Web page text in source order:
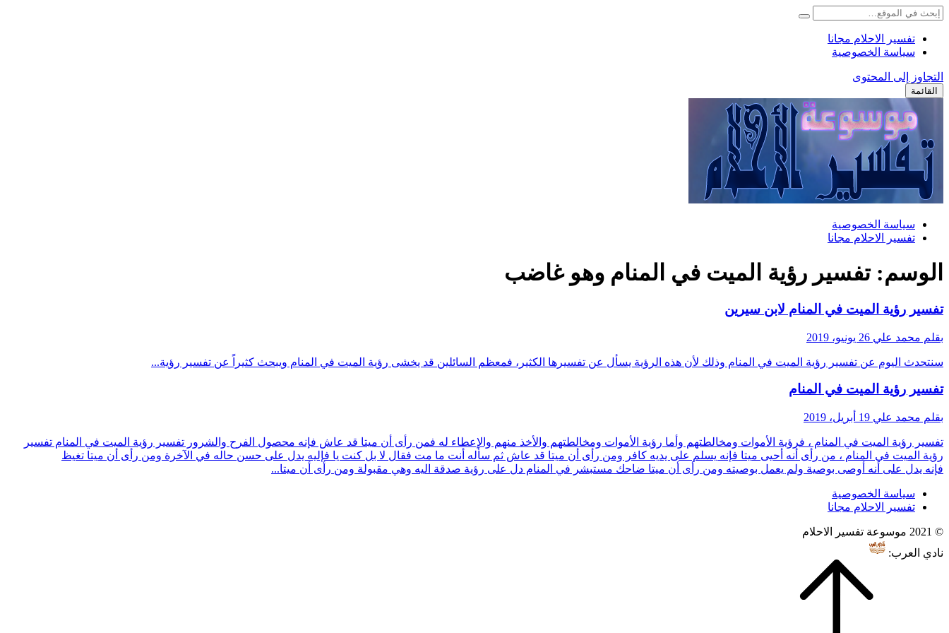
تفسير الاحلام مجانا
سياسة الخصوصية
التجاوز إلى المحتوى
القائمة
سياسة الخصوصية
تفسير الاحلام مجانا
الوسم:تفسير رؤية الميت في المنام وهو غاضب
تفسير رؤية الميت في المنام لابن سيرين
بقلم محمد علي 26 يونيو، 2019
سنتحدث اليوم عن تفسير رؤية الميت في المنام وذلك لأن هذه الرؤية يسأل عن تفسيرها الكثير، فمعظم السائلين قد يخشى رؤية الميت في المنام ويبحث كثيراً عن تفسير رؤية...
تفسير رؤية الميت في المنام
بقلم محمد علي 19 أبريل، 2019
تفسير رؤية الميت في المنام ، فرؤية الأموات ومخالطتهم وأما رؤية الأموات ومخالطتهم والأخذ منهم والإعطاء له فمن رأى أن ميتا قد عاش فإنه محصول الفرح والشرور تفسير رؤية الميت في المنام تفسير
رؤية الميت في المنام ، من رأى أنه أحيى ميتا فإنه يسلم على يديه كافر ومن رأى أن ميتا قد عاش ثم سأله أنت ما مت فقال لا بل کنت يا فإليه يدل على حسن حاله في الآخرة ومن رأى أن ميتا تغيظ
فإنه يدل على أنه أوصى بوصية ولم يعمل بوصيته ومن رأى أن ميتا ضاحك مستبشر في المنام دل على رؤية صدقة اليه وهي مقبولة ومن رأى أن ميتا...
سياسة الخصوصية
تفسير الاحلام مجانا
© 2021 موسوعة تفسير الاحلام
نادي العرب: